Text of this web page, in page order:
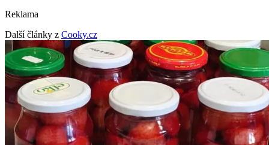
Reklama
Další články z Cooky.cz